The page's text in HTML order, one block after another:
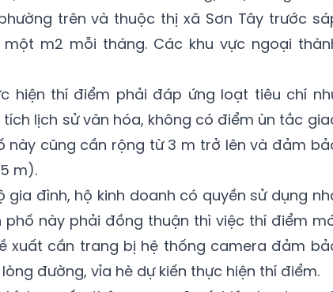
trên và thuộc thị xã Sơn Tây trước
m2 mỗi tháng. Các khu vực ngoại
hiện thí điểm phải đáp ứng loạt tiêu chí
lịch sử văn hóa, không có điểm ùn tắc
này cũng cần rộng từ 3 m trở lên và đảm
m).
gia đình, hộ kinh doanh có quyền sử dụng
này phải đồng thuận thì việc thí điểm
xuất cần trang bị hệ thống camera đảm
đường, vỉa hè dự kiến thực hiện thí điểm.